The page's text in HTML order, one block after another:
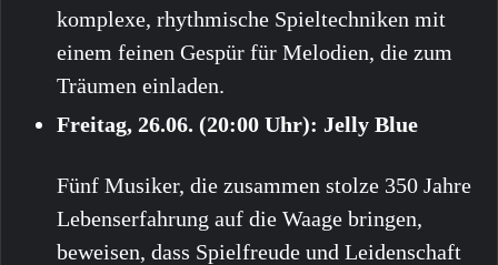
komplexe, rhythmische Spieltechniken mit
einem feinen Gespür für Melodien, die zum
Träumen einladen.
Freitag, 26.06. (20:00 Uhr): Jelly Blue
Fünf Musiker, die zusammen stolze 350 Jahre
Lebenserfahrung auf die Waage bringen,
beweisen, dass Spielfreude und Leidenschaft